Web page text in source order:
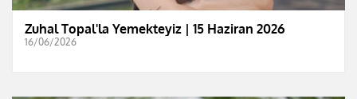
Zuhal Topal'la Yemekteyiz | 15 Haziran 2026
16/06/2026